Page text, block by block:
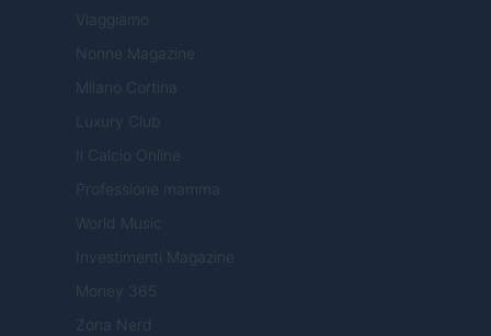
Viaggiamo
Nonne Magazine
Milano Cortina
Luxury Club
Il Calcio Online
Professione mamma
World Music
Investimenti Magazine
Money 365
Zona Nerd